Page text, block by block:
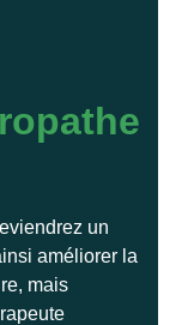
un
améliorer la
mais